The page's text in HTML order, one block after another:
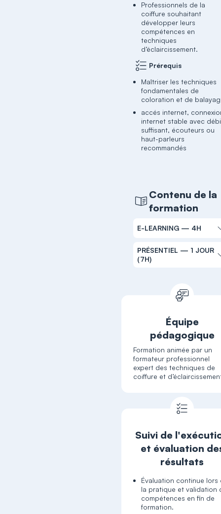
Professionnels de la
coiffure souhaitant
développer leurs
compétences en
techniques
d’éclaircissement.
Prérequis
Maîtriser les techniques
fondamentales de
coloration et de
accés internet,
internet stable avec
suffisant, écouteurs ou
haut-parleurs
recommandés
Contenu de la
formation
E-LEARNING — 4H
PRÉSENTIEL — 1 JOUR
(7H)
Équipe
pédagogique
Formation animée par un
formateur professionnel
expert des techniques de
coiffure et
Suivi de
et évaluation
résultats
Évaluation continue lors
la pratique et validation
compétences en fin de
formation.